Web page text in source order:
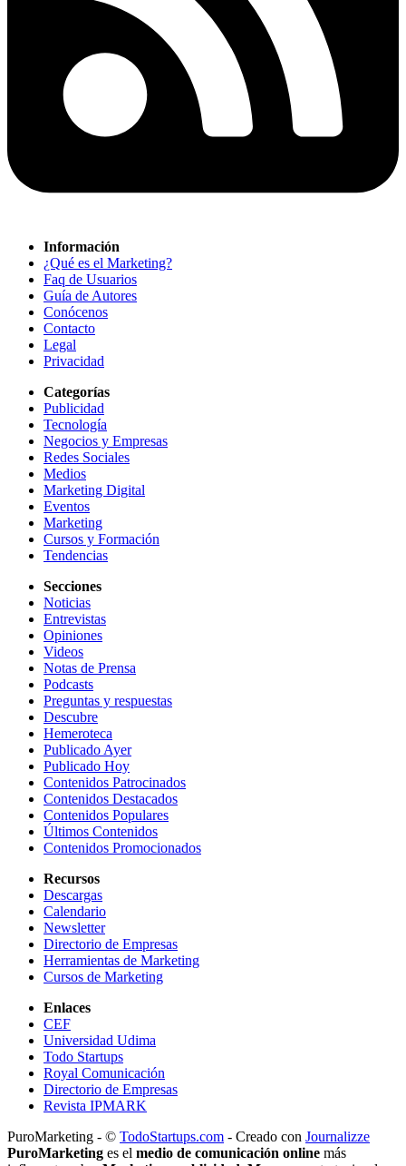
Información
¿Qué es el Marketing?
Faq de Usuarios
Guía de Autores
Conócenos
Contacto
Legal
Privacidad
Categorías
Publicidad
Tecnología
Negocios y Empresas
Redes Sociales
Medios
Marketing Digital
Eventos
Marketing
Cursos y Formación
Tendencias
Secciones
Noticias
Entrevistas
Opiniones
Videos
Notas de Prensa
Podcasts
Preguntas y respuestas
Descubre
Hemeroteca
Publicado Ayer
Publicado Hoy
Contenidos Patrocinados
Contenidos Destacados
Contenidos Populares
Últimos Contenidos
Contenidos Promocionados
Recursos
Descargas
Calendario
Newsletter
Directorio de Empresas
Herramientas de Marketing
Cursos de Marketing
Enlaces
CEF
Universidad Udima
Todo Startups
Royal Comunicación
Directorio de Empresas
Revista IPMARK
PuroMarketing - © TodoStartups.com - Creado con Journalizze
PuroMarketing es el medio de comunicación online más